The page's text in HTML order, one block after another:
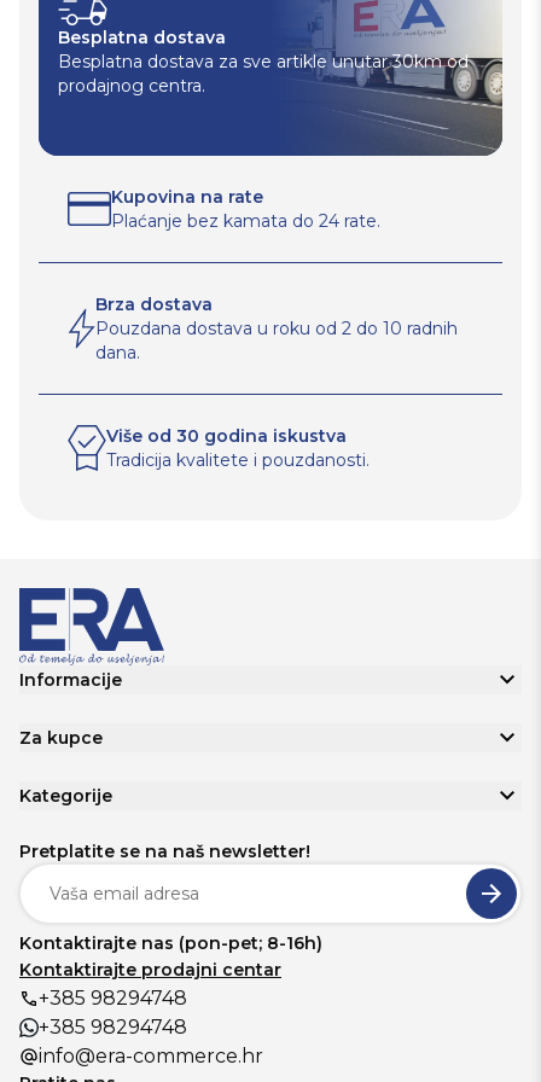
Besplatna dostava
Besplatna dostava za sve artikle unutar 30km od
prodajnog centra.
Kupovina na rate
Plaćanje bez kamata do 24 rate.
Brza dostava
Pouzdana dostava u roku od 2 do 10 radnih
dana.
Više od 30 godina iskustva
Tradicija kvalitete i pouzdanosti.
Informacije
Za kupce
Kategorije
Pretplatite se na naš newsletter!
Kontaktirajte nas (pon-pet; 8-16h)
Kontaktirajte prodajni centar
+385 98294748
+385 98294748
info@era-commerce.hr